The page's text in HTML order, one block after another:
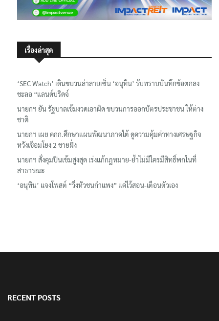
เรื่องล่าสุด
‘SEC Watch’ เดินขบวนล่าลายเซ็น ‘อนุทิน’ รับทราบบันทึกข้อตกลง
ชะลอ “แลนด์บริดจ์
นายกฯ ยัน รัฐบาลเข้มงวดเอาผิด ขบวนการออกบัตรประชาชน ให้ต่าง
ชาติ
นายกฯ เผย คกก.ศึกษาแผนพัฒนาภาคใต้ ดูความคุ้มค่าทางเศรษฐกิจ
หวังเชื่อมโยง 2 ชายฝั่ง
นายกฯ สั่งคุมปืนเข้มสูงสุด เร่งแก้กฎหมาย-ย้ำไม่มีใครมีสิทธิ์พกในที่
สาธารณะ
‘อนุทิน’ แจงโพสต์ “วิ่งหัวชนกำแพง” แค่ไว้สอน-เตือนตัวเอง
RECENT POSTS